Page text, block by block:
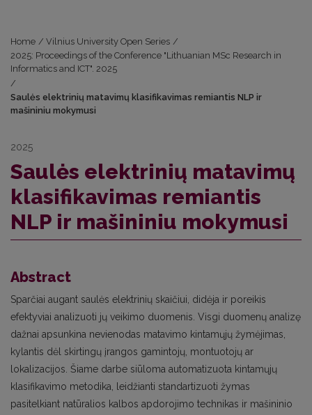
Home / Vilnius University Open Series /
2025: Proceedings of the Conference "Lithuanian MSc Research in
Informatics and ICT". 2025
/
Saulės elektrinių matavimų klasifikavimas remiantis NLP ir
mašininiu mokymusi
2025
Saulės elektrinių matavimų
klasifikavimas remiantis
NLP ir mašininiu mokymusi
Abstract
Sparčiai augant saulės elektrinių skaičiui, didėja ir poreikis
efektyviai analizuoti jų veikimo duomenis. Visgi duomenų analizę
dažnai apsunkina nevienodas matavimo kintamųjų žymėjimas,
kylantis dėl skirtingų įrangos gamintojų, montuotojų ar
lokalizacijos. Šiame darbe siūloma automatizuota kintamųjų
klasifikavimo metodika, leidžianti standartizuoti žymas
pasitelkiant natūralios kalbos apdorojimo technikas ir mašininio